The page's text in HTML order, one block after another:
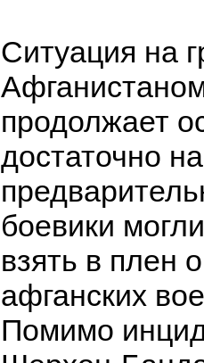
Ситуация на
продолжает
достаточно
боевики
взять в плен
афганских
Помимо